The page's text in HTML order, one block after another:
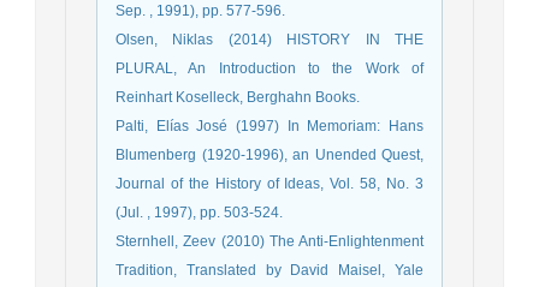
Sep. , 1991), pp. 577-596.
Olsen, Niklas (2014) HISTORY IN THE
PLURAL, An Introduction to the Work of
Reinhart Koselleck, Berghahn Books.
Palti, Elías José (1997) In Memoriam: Hans
Blumenberg (1920-1996), an Unended Quest,
Journal of the History of Ideas, Vol. 58, No. 3
(Jul. , 1997), pp. 503-524.
Sternhell, Zeev (2010) The Anti-Enlightenment
Tradition, Translated by David Maisel, Yale